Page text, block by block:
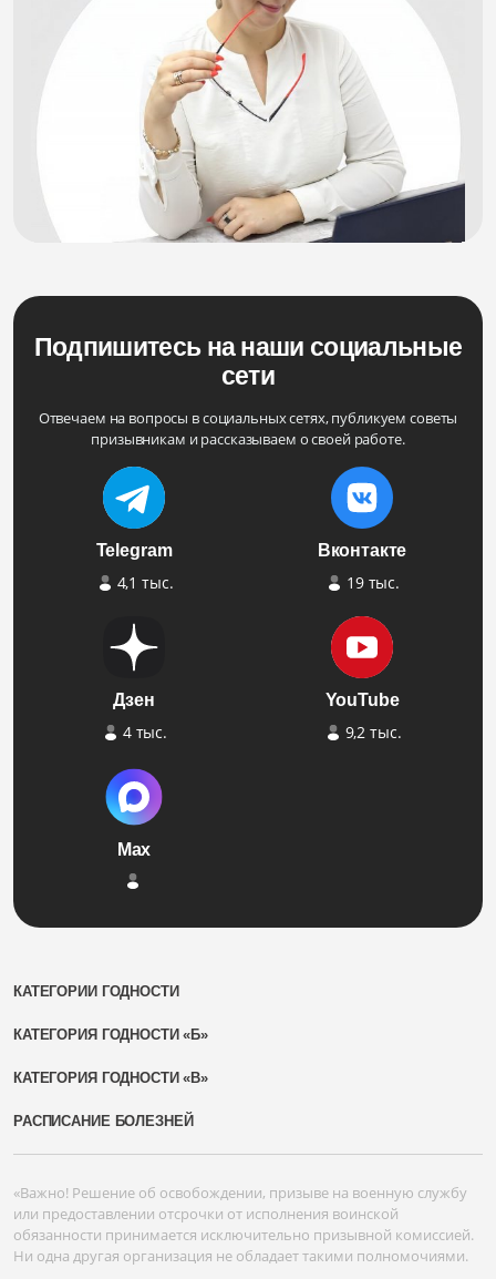
Подпишитесь на наши социальные
сети
Отвечаем на вопросы в социальных сетях, публикуем советы
призывникам и рассказываем о своей работе.
Telegram
4,1 тыс.
Вконтакте
19 тыс.
Дзен
4 тыс.
YouTube
9,2 тыс.
Max
КАТЕГОРИИ ГОДНОСТИ
КАТЕГОРИЯ ГОДНОСТИ «Б»
КАТЕГОРИЯ ГОДНОСТИ «В»
РАСПИСАНИЕ БОЛЕЗНЕЙ
«Важно! Решение об освобождении, призыве на военную службу
или предоставлении отсрочки от исполнения воинской
обязанности принимается исключительно призывной комиссией.
Ни одна другая организация не обладает такими полномочиями.